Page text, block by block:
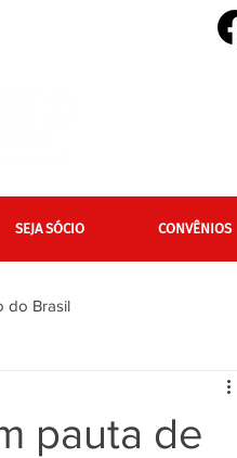
SEJA SÓCIO CONVÊNIOS
do Brasil
Editais
pauta de